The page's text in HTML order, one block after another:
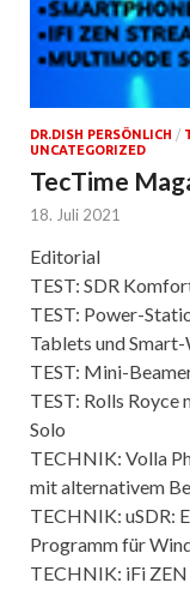
DR.DISH PERSÖNLICH /
UNCATEGORIZED
TecTime
18. Juli 2021
Editorial
TEST: SDR
TEST: Power-
Tablets und
TEST: Mini-
TEST: Rolls Royce
Solo
TECHNIK: Volla
mit alternativem
TECHNIK: uSDR:
Programm für
TECHNIK: iFi